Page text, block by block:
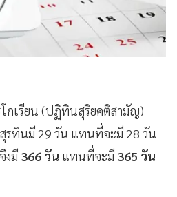
กเรียน (ปฏิทินสุริยคติสามัญ)
รทินมี 29 วัน แทนที่จะมี 28 วัน
งมี 366 วัน แทนที่จะมี 365 วัน